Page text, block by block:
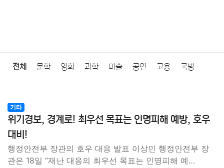
전체 문학 영화 과학 미술 공연 고용 국방
질병 가요 방송 일상 주식 암호화폐 블록체인
결혼 육아 반려동물 패션 미용 증권 인테리어
기타
위기경보, 경계로! 최우선 목표는 인명피해 예방, 호우
대비!
행정안전부 장관의 호우 대응 발표 이상민 행정안전부 장
관은 18일 “재난 대응의 최우선 목표는 인명피해 예…